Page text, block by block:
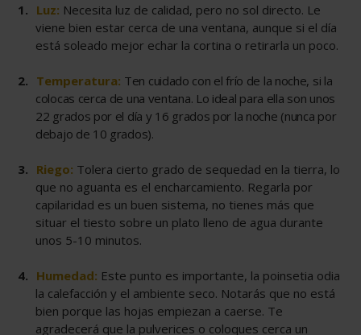
Luz: Necesita luz de calidad, pero no sol directo. Le
viene bien estar cerca de una ventana, aunque si el día
está soleado mejor echar la cortina o retirarla un poco.
Temperatura: Ten cuidado con el frío de la noche, si la
colocas cerca de una ventana. Lo ideal para ella son unos
22 grados por el día y 16 grados por la noche (nunca por
debajo de 10 grados).
Riego: Tolera cierto grado de sequedad en la tierra, lo
que no aguanta es el encharcamiento. Regarla por
capilaridad es un buen sistema, no tienes más que
situar el tiesto sobre un plato lleno de agua durante
unos 5-10 minutos.
Humedad: Este punto es importante, la poinsetia odia
la calefacción y el ambiente seco. Notarás que no está
bien porque las hojas empiezan a caerse. Te
agradecerá que la pulverices o coloques cerca un